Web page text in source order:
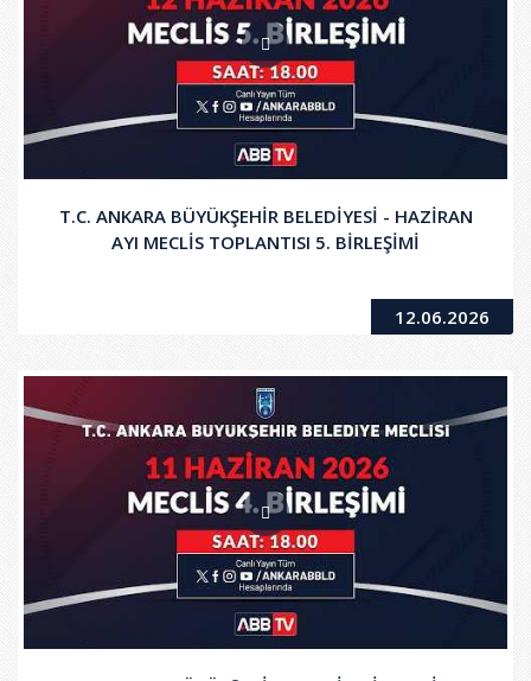
T.C. ANKARA BÜYÜKŞEHİR BELEDİYESİ - HAZİRAN
AYI MECLİS TOPLANTISI 5. BİRLEŞİMİ
12.06.2026